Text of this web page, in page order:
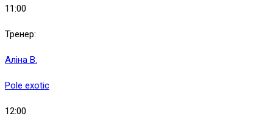
11:00
Тренер:
Аліна В.
Pole exotic
12:00